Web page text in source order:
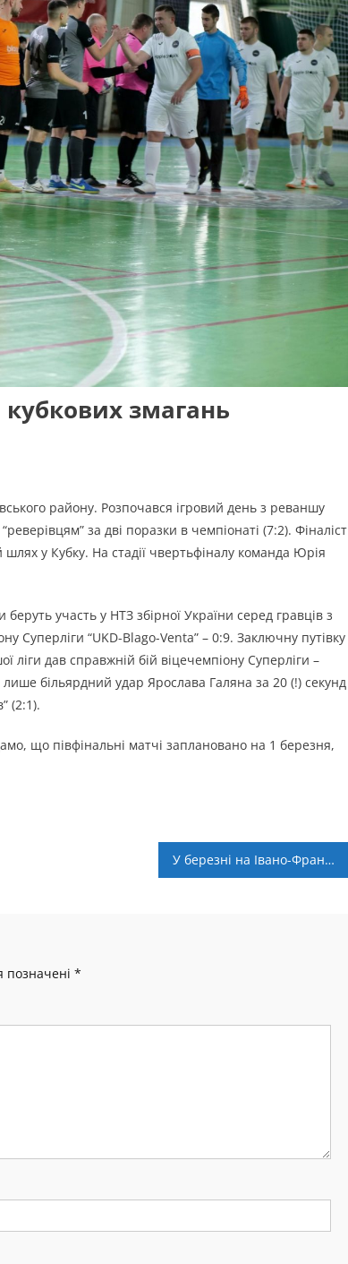
змагань
району. Розпочався ігровий день з реваншу
за дві поразки в чемпіонаті (7:2). Фіналіст
у Кубку. На стадії чвертьфіналу команда Юрія
участь у НТЗ збірної України серед гравців з
Суперліги “UKD-Blago-Venta” – 0:9. Заключну путівку
ліги дав справжній бій віцечемпіону Суперліги –
більярдний удар Ярослава Галяна за 20 (!) секунд
(2:1).
що півфінальні матчі заплановано на 1 березня,
У березні на Івано-Франківщині заплановано проведення традиційного турніру з футболу “Кубок Підгір’я”
позначені *